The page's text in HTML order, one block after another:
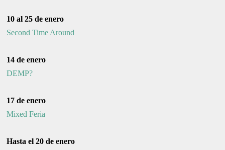
10 al 25 de enero
Second Time Around
14 de enero
DEMP?
17 de enero
Mixed Feria
Hasta el 20 de enero